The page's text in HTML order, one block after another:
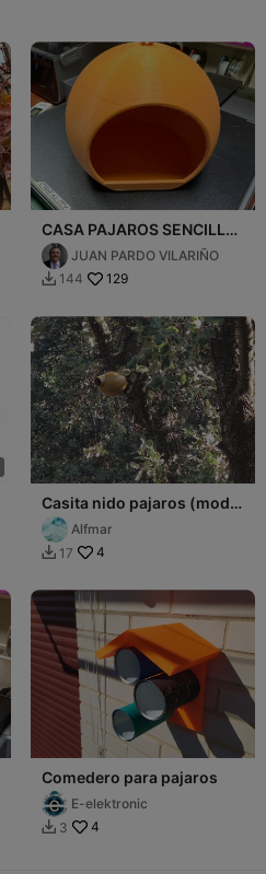
CASA PAJAROS SENCILLA
v2
JUAN PARDO VILARIÑO
 144 129
Casita nido pajaros (mod
iglu)Alfmar
 17 4
Comedero para pajaros
E-elektronic
 3 4